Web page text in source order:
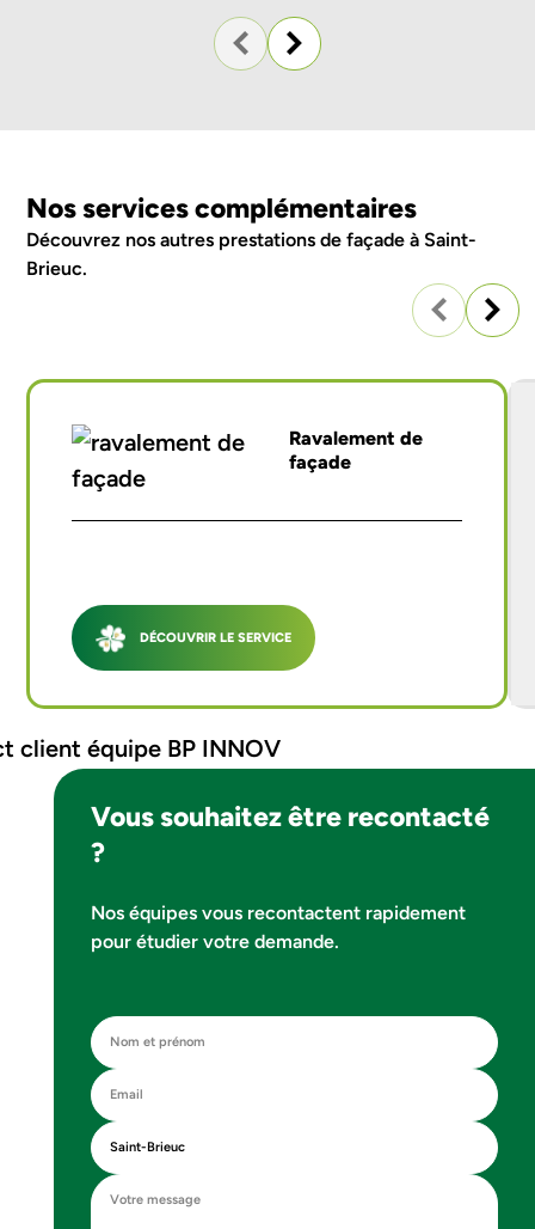
Nos services complémentaires
Découvrez nos autres prestations de façade à Saint-
Brieuc.
Ravalement de
façade
DÉCOUVRIR LE SERVICE
Vous souhaitez être recontacté
?
Nos équipes vous recontactent rapidement
pour étudier votre demande.